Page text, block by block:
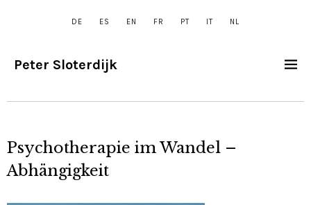
DE ES EN FR PT IT NL
Peter Sloterdijk
Psychotherapie im Wandel –
Abhängigkeit